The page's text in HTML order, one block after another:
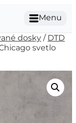
Menu
dosky / DTD
svetlo